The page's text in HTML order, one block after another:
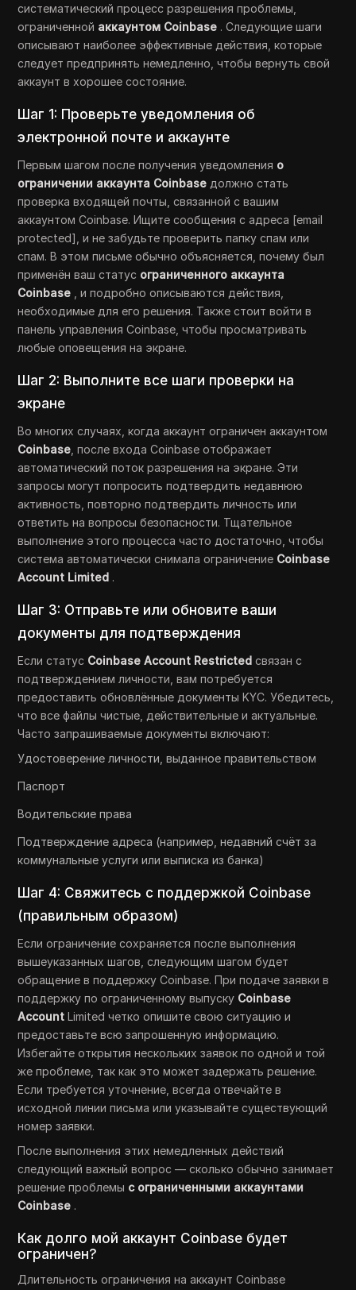
систематический процесс разрешения проблемы,
ограниченной аккаунтом Coinbase . Следующие шаги
описывают наиболее эффективные действия, которые
следует предпринять немедленно, чтобы вернуть свой
аккаунт в хорошее состояние.
Шаг 1: Проверьте уведомления об
электронной почте и аккаунте
Первым шагом после получения уведомления о
ограничении аккаунта Coinbase должно стать
проверка входящей почты, связанной с вашим
аккаунтом Coinbase. Ищите сообщения с адреса [email
protected], и не забудьте проверить папку спам или
спам. В этом письме обычно объясняется, почему был
применён ваш статус ограниченного аккаунта
Coinbase , и подробно описываются действия,
необходимые для его решения. Также стоит войти в
панель управления Coinbase, чтобы просматривать
любые оповещения на экране.
Шаг 2: Выполните все шаги проверки на
экране
Во многих случаях, когда аккаунт ограничен аккаунтом
Coinbase , после входа Coinbase отображает
автоматический поток разрешения на экране. Эти
запросы могут попросить подтвердить недавнюю
активность, повторно подтвердить личность или
ответить на вопросы безопасности. Тщательное
выполнение этого процесса часто достаточно, чтобы
система автоматически снимала ограничение Coinbase
Account Limited .
Шаг 3: Отправьте или обновите ваши
документы для подтверждения
Если статус Coinbase Account Restricted связан с
подтверждением личности, вам потребуется
предоставить обновлённые документы KYC. Убедитесь,
что все файлы чистые, действительные и актуальные.
Часто запрашиваемые документы включают:
Удостоверение личности, выданное правительством
Паспорт
Водительские права
Подтверждение адреса (например, недавний счёт за
коммунальные услуги или выписка из банка)
Шаг 4: Свяжитесь с поддержкой Coinbase
(правильным образом)
Если ограничение сохраняется после выполнения
вышеуказанных шагов, следующим шагом будет
обращение в поддержку Coinbase. При подаче заявки в
поддержку по ограниченному выпуску Coinbase
Account Limited четко опишите свою ситуацию и
предоставьте всю запрошенную информацию.
Избегайте открытия нескольких заявок по одной и той
же проблеме, так как это может задержать решение.
Если требуется уточнение, всегда отвечайте в
исходной линии письма или указывайте существующий
номер заявки.
После выполнения этих немедленных действий
следующий важный вопрос — сколько обычно занимает
решение проблемы с ограниченными аккаунтами
Coinbase .
Как долго мой аккаунт Coinbase будет
ограничен?
Длительность ограничения на аккаунт Coinbase